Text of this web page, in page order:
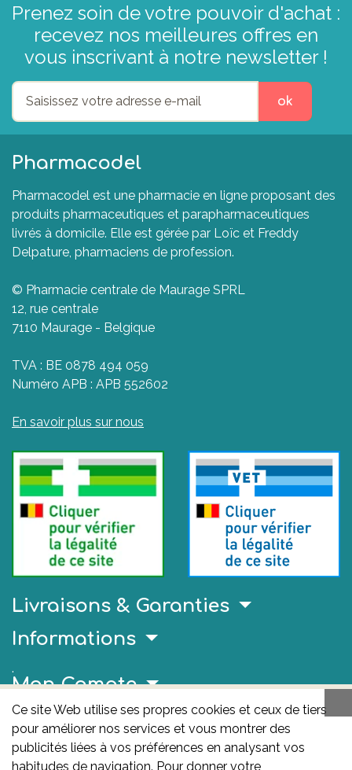
Prenez soin de votre pouvoir d'achat :
recevez nos meilleures offres en
vous inscrivant à notre newsletter !
ok
Pharmacodel
Pharmacodel est une pharmacie en ligne proposant des
produits pharmaceutiques et parapharmaceutiques
livrés à domicile. Elle est gérée par Loïc et Freddy
Delpature, pharmaciens de profession.
© Pharmacie centrale de Maurage SPRL
12, rue centrale
7110 Maurage - Belgique
TVA : BE 0878 494 059
Numéro APB : APB 552602
En savoir plus sur nous
Livraisons & Garanties
Ce site Web utilise ses propres cookies et ceux de tiers
pour améliorer nos services et vous montrer des
publicités liées à vos préférences en analysant vos
habitudes de navigation. Pour donner votre
Informations
.
Mon Compte
Liens Utiles
AFMPS